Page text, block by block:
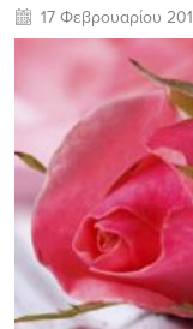
17 Φεβρουαρίου